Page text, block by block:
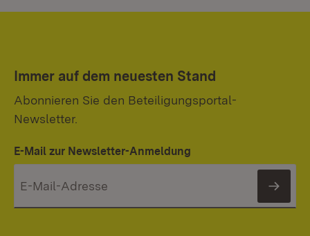
Immer auf dem neuesten Stand
Abonnieren Sie den Beteiligungsportal-
Newsletter.
E-Mail zur Newsletter-Anmeldung